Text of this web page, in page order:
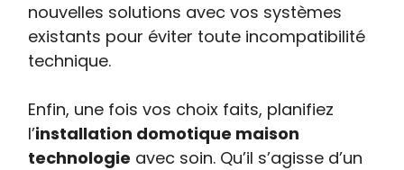
nouvelles solutions avec vos systèmes
existants pour éviter toute incompatibilité
technique.
Enfin, une fois vos choix faits, planifiez
l’installation domotique maison
technologie avec soin. Qu’il s’agisse d’un